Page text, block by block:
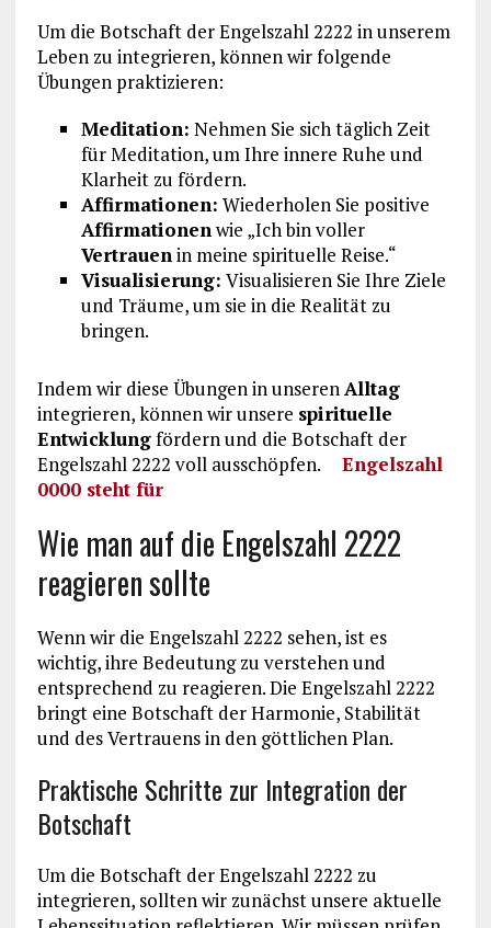
Um die Botschaft der Engelszahl 2222 in unserem
Leben zu integrieren, können wir folgende
Übungen praktizieren:
Meditation: Nehmen Sie sich täglich Zeit
für Meditation, um Ihre innere Ruhe und
Klarheit zu fördern.
Affirmationen: Wiederholen Sie positive
Affirmationenwie „Ich bin voller
Vertrauenin meine spirituelle Reise.“
Visualisierung: Visualisieren Sie Ihre Ziele
und Träume, um sie in die Realität zu
bringen.
Indem wir diese Übungen in unserenAlltag
integrieren, können wir unsere spirituelle
Entwicklungfördern und die Botschaft der
Engelszahl 2222 voll ausschöpfen. Engelszahl
0000 steht für
Wie man auf die Engelszahl 2222
reagieren sollte
Wenn wir die Engelszahl 2222 sehen, ist es
wichtig, ihre Bedeutung zu verstehen und
entsprechend zu reagieren. Die Engelszahl 2222
bringt eine Botschaft der Harmonie, Stabilität
und des Vertrauens in den göttlichen Plan.
Praktische Schritte zur Integration der
Botschaft
Um die Botschaft der Engelszahl 2222 zu
integrieren, sollten wir zunächst unsere aktuelle